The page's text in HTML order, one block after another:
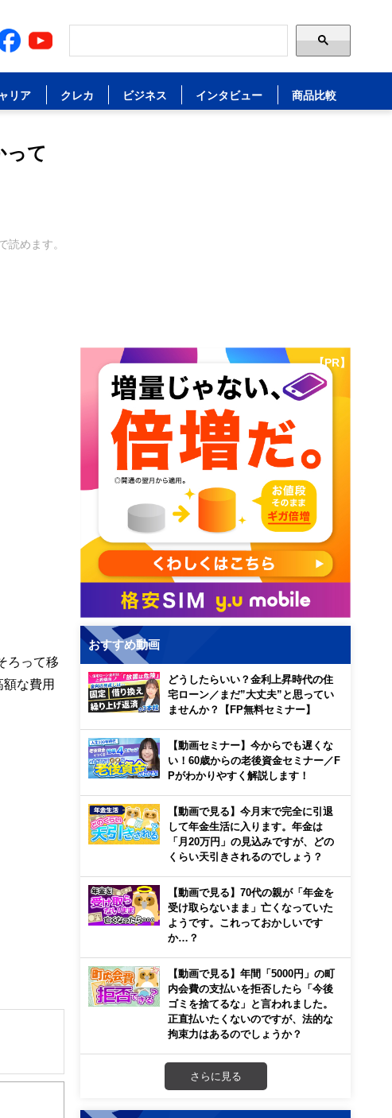
リア クレカ ビジネス インタビュー 商品比較
って
読めます。
ろって移
な費用
も理解でき
【PR】
おすすめ動画
どうしたらいい？金利上昇時代の住
宅ローン／まだ”大丈夫”と思ってい
ませんか？【FP無料セミナー】
【動画セミナー】今からでも遅くな
い！60歳からの老後資金セミナー／F
Pがわかりやすく解説します！
【動画で見る】今月末で完全に引退
して年金生活に入ります。年金は
「月20万円」の見込みですが、どの
くらい天引きされるのでしょう？
【動画で見る】70代の親が「年金を
受け取らないまま」亡くなっていた
ようです。これっておかしいです
か…？
【動画で見る】年間「5000円」の町
内会費の支払いを拒否したら「今後
ゴミを捨てるな」と言われました。
正直払いたくないのですが、法的な
拘束力はあるのでしょうか？
さらに見る